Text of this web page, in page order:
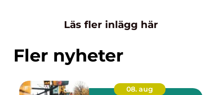
Läs fler inlägg här
Fler nyheter
08. aug